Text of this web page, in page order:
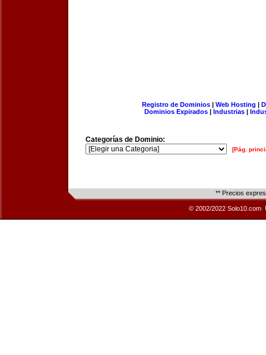
Registro de Dominios| Web Hosting |
Dominios Expirados | Industrias |
Categorías de Dominio:
[Pág.
** Precios
© 2002/2022 Solo10.com